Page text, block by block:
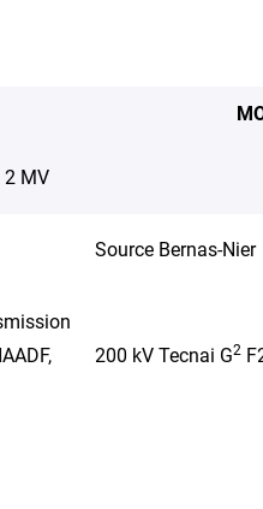
2 MV
Source Bernas-Nier
200 kV Tecnai G2